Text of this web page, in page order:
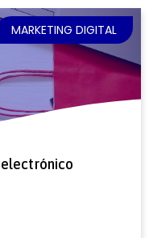
MARKETING DIGITAL